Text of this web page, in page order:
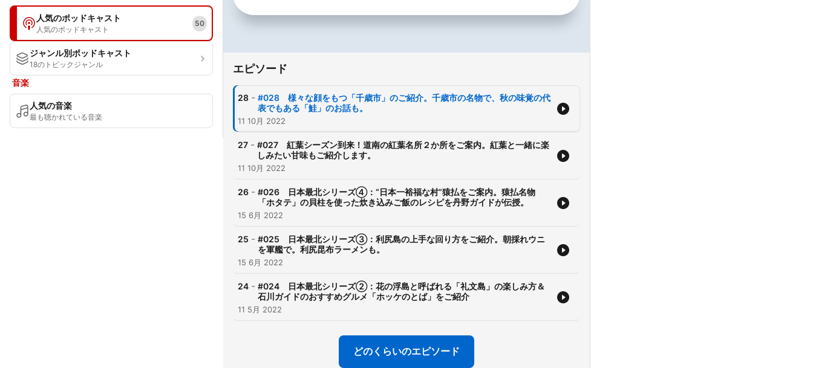
人気のポッドキャスト
人気のポッドキャスト
50
ジャンル別ポッドキャスト
18のトピックジャンル
音楽
人気の音楽
最も聴かれている音楽
海道旅行が少し充実したものに
観光バスの旅行商品はこちら】
tourism.com/ 【youtubeチャン
DfWdQ9LaldrozCb-
エピソード
28 - #028 様々な顔をもつ「千歳市」のご紹介。千歳市の名物で、秋の味覚の代
表でもある「鮭」のお話も。
11 10月 2022
27 - #027 紅葉シーズン到来！道南の紅葉名所２か所をご案内。紅葉と一緒に楽
しみたい甘味もご紹介します。
11 10月 2022
26 - #026 日本最北シリーズ④：“日本一裕福な村”猿払をご案内。猿払名物
「ホタテ」の貝柱を使った炊き込みご飯のレシピを丹野ガイドが伝授。
15 6月 2022
25 - #025 日本最北シリーズ③：利尻島の上手な回り方をご紹介。朝採れウニ
を軍艦で。利尻昆布ラーメンも。
15 6月 2022
24 - #024 日本最北シリーズ②：花の浮島と呼ばれる「礼文島」の楽しみ方＆
石川ガイドのおすすめグルメ「ホッケのとば」をご紹介
11 5月 2022
どのくらいのエピソード